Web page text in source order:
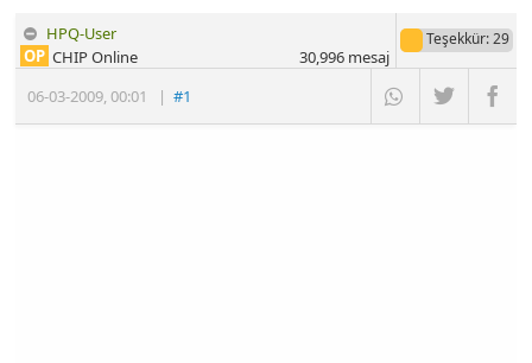
HPQ-User
06-03-2009,00:01 |#1
OP CHIP Online
Teşekkür: 29
30,996mesaj